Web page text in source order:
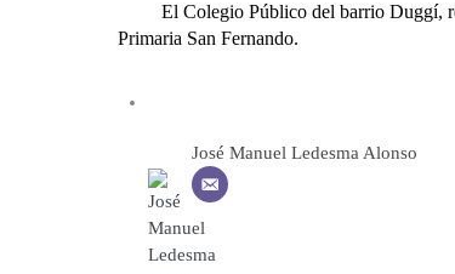
El Colegio Público del barrio Duggí,
Primaria San Fernando.
José Manuel Ledesma Alonso